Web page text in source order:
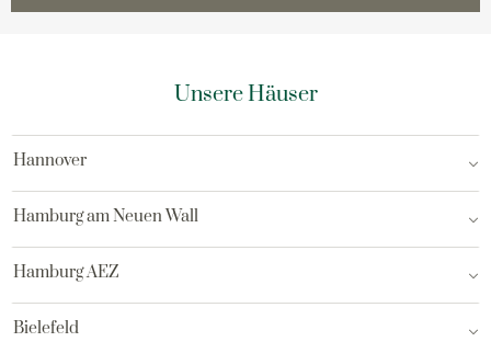
Unsere Häuser
Hannover
Hamburg am Neuen Wall
Hamburg AEZ
Bielefeld